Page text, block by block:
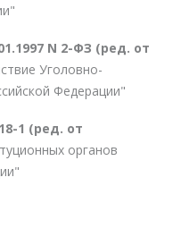
N 2-ФЗ (ред. от
Уголовно-
Федерации"
1 (ред. от
органов